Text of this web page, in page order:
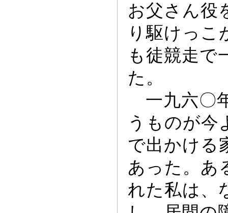
お父さん役
り駆け っ こ
も徒競走で
た。
一九六〇
うものが今
で出かける
あ っ た。あ
れた私は、